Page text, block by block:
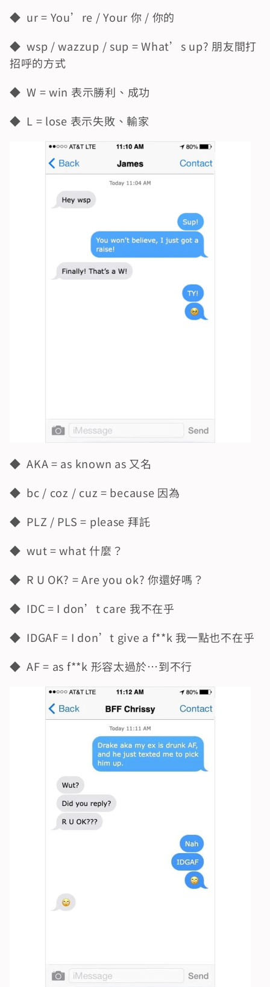
◆  ur = You’re / Your 你 / 你的
◆  wsp / wazzup / sup = What’s up? 朋友間打
招呼的方式
◆  W = win 表示勝利、成功
◆  L = lose 表示失敗、輸家
◆  AKA = as known as 又名
◆  bc / coz / cuz = because 因為
◆  PLZ / PLS = please 拜託
◆  wut = what 什麼？
◆  R U OK? = Are you ok? 你還好嗎？
◆  IDC = I don’t care 我不在乎
◆  IDGAF = I don’t give a f**k 我一點也不在乎
◆  AF = as f**k 形容太過於…到不行